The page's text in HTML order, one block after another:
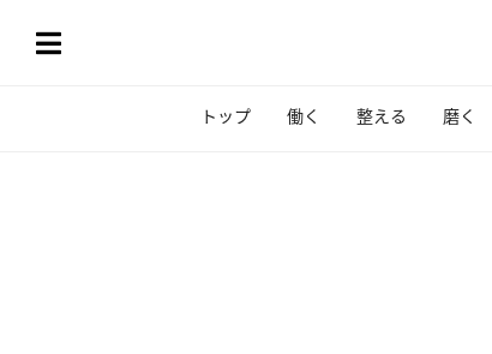
トップ 働く 整える 磨く